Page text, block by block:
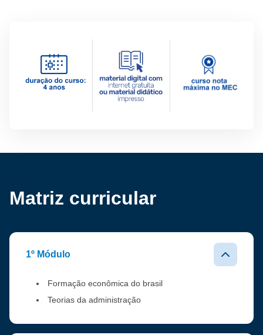
Matriz curricular
1º Módulo
Formação econômica do brasil
Teorias da administração